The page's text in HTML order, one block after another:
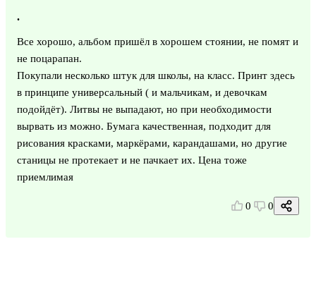
.
Все хорошо, альбом пришёл в хорошем стоянии, не помят и
не поцарапан.
Покупали несколько штук для школы, на класс. Принт здесь
в принципе универсальный ( и мальчикам, и девочкам
подойдёт). Литвы не выпадают, но при необходимости
вырвать из можно. Бумага качественная, подходит для
рисования красками, маркёрами, карандашами, но другие
станицы не протекает и не пачкает их. Цена тоже
приемлимая
0 0